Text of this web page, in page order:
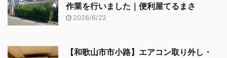
作業を行いました｜便利屋てるまさ
2026/6/22
【和歌山市市小路】エアコン取り外し・